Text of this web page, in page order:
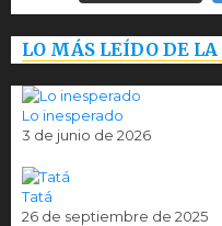
LO MÁS LEÍDO DE
Lo inesperado
3 de junio de 2026
Tatá
26 de septiembre de 2025